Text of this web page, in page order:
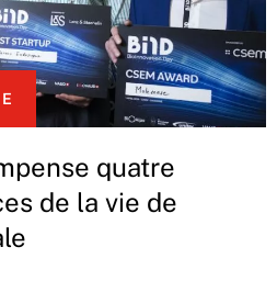
quatre
de la vie de